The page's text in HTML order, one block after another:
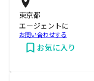
東京都
エージェントに
お問い合わせする
お気に入り